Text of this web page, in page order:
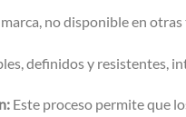
no disponible en otras
definidos y resistentes,
Este proceso permite que